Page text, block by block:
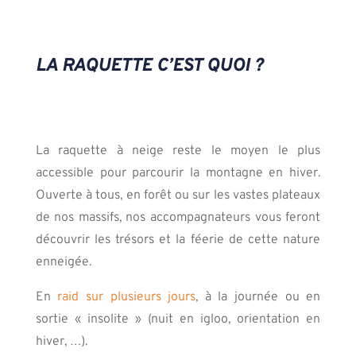
LA RAQUETTE C’EST QUOI ?
La raquette à neige reste le moyen le plus
accessible pour parcourir la montagne en hiver.
Ouverte à tous, en forêt ou sur les vastes plateaux
de nos massifs, nos accompagnateurs vous feront
découvrir les trésors et la féerie de cette nature
enneigée.
En raid sur plusieurs jours, à la journée ou en
sortie « insolite » (nuit en igloo, orientation en
hiver, …).